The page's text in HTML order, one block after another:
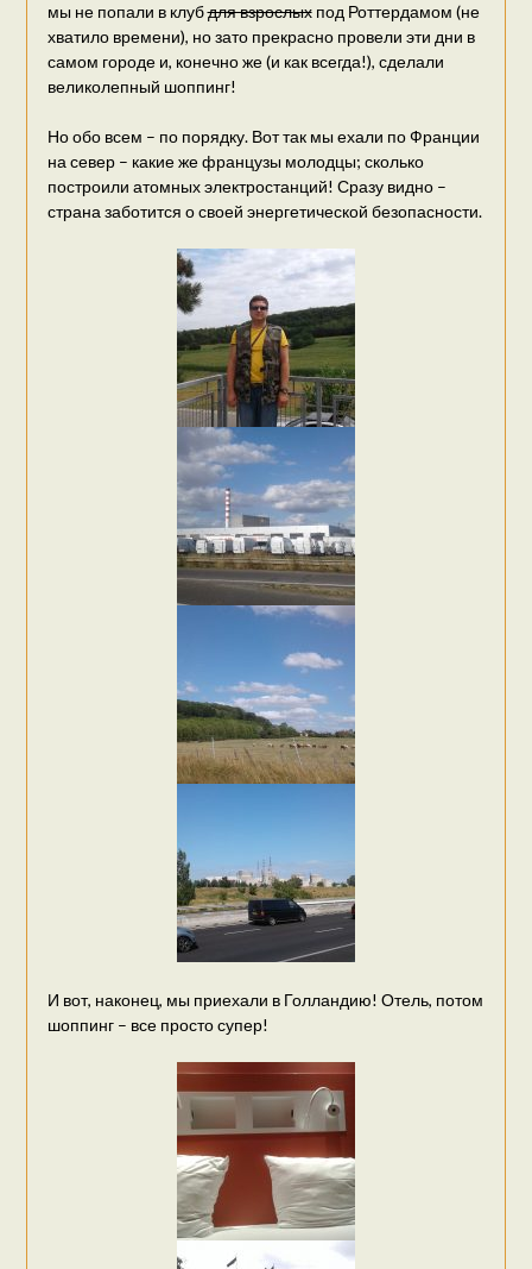
мы не попали в клубдля взрослыхпод Роттердамом (не
хватило времени), но зато прекрасно провели эти дни в
самом городе и, конечно же (и как всегда!), сделали
великолепный шоппинг!
Но обо всем – по порядку. Вот так мы ехали по Франции
на север – какие же французы молодцы; сколько
построили атомных электростанций! Сразу видно –
страна заботится о своей энергетической безопасности.
И вот, наконец, мы приехали в Голландию! Отель, потом
шоппинг – все просто супер!